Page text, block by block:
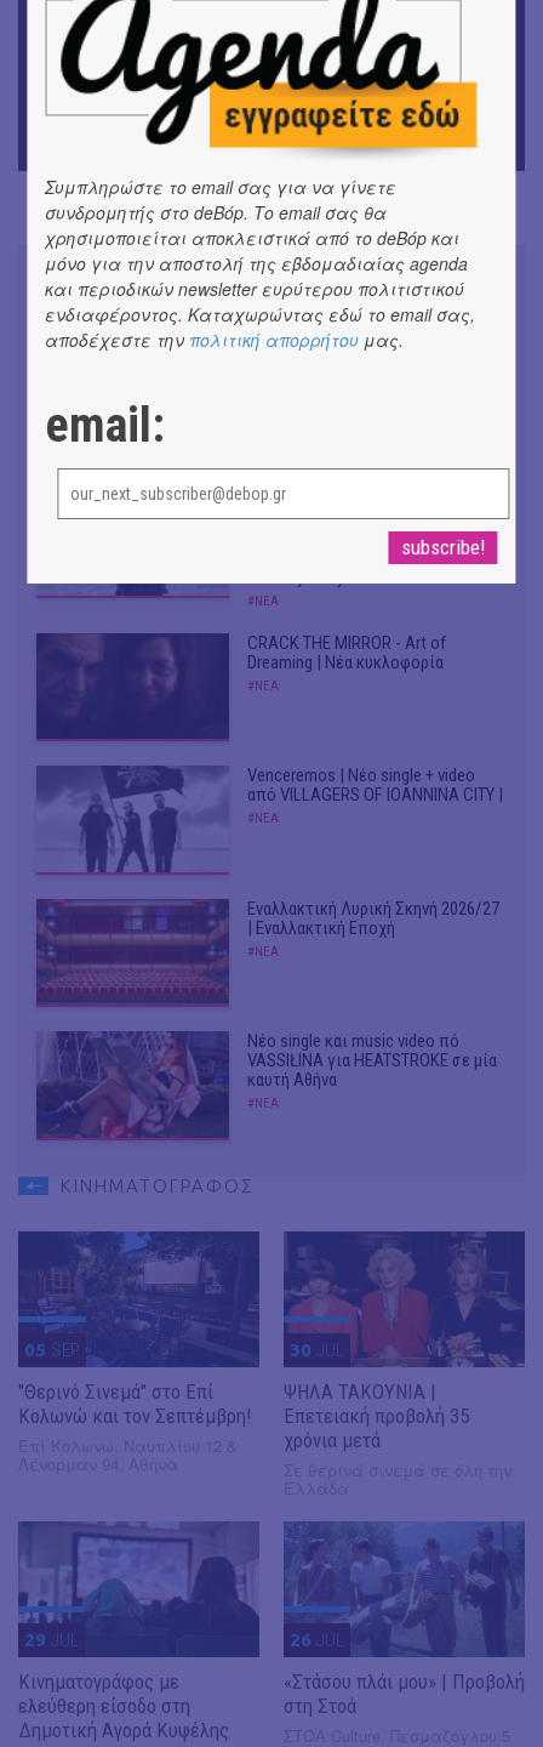
ΜΟΥΣΙΚΗ
9o Φεστιβάλ Στρογγύλη στη Σαντορίνη
«Ίων» του Ευρυπίδη
Don't Let Me Be Misunderstood |
Alexandros Livitsanos, Willem
Dafoe, Czech Studio Orchestra |
Από το soundtrack της ταινίας "The
#ΝΕΑ
CRACK THE MIRROR - Art of
Dreaming | Νέα κυκλοφορία
#ΝΕΑ
Venceremos | Νέο single + video
από VILLAGERS OF IOANNINA CITY |
#ΝΕΑ
Εναλλακτική Λυρική Σκηνή 2026/27
| Εναλλακτική Εποχή
#ΝΕΑ
Νέο single και music video πό
VASSIŁINA για HEATSTROKE σε μία
καυτή Αθήνα
#ΝΕΑ
ΚΙΝΗΜΑΤΟΓΡΑΦΟΣ
05 SEP
"Θερινό Σινεμά" στο Επί
Κολωνώ και τον Σεπτέμβρη!
30 JUL
ΨΗΛΑ ΤΑΚΟΥΝΙΑ |
Επετειακή προβολή 35
χρόνια μετά
29 JUL
Κινηματογράφος με
ελεύθερη είσοδο στη
Δημοτική Αγορά Κυψέλης
26 JUL
«Στάσου πλάι μου» | Προβολή
στη Στοά
Συμπληρώστε το email σας για να γίνετε
συνδρομητής στο deBόp. Το email σας θα
χρησιμοποιείται αποκλειστικά από το deBόp και
μόνο για την αποστολή της εβδομαδιαίας agenda
και περιοδικών newsletter ευρύτερου πολιτιστικού
ενδιαφέροντος. Καταχωρώντας εδώ το email σας,
αποδέχεστε την πολιτική απορρήτου μας.
email: